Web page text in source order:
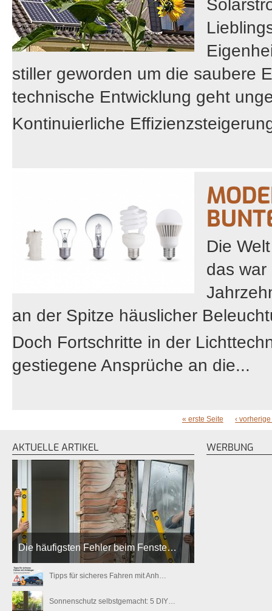
stiller geworden um die saubere
technische Entwicklung geht
Kontinuierliche
Die
das war
an der Spitze häuslicher
Doch Fortschritte in der
gestiegene Ansprüche an die...
« erste Seite ‹
AKTUELLE ARTIKEL
Die häufigsten Fehler beim Fenste…
Tipps für sicheres Fahren mit Anh…
Sonnenschutz selbstgemacht: 5 DIY…
WERBUNG